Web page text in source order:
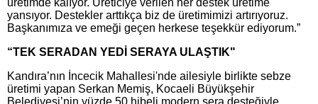
üretimde kalıyor. Üreticiye verilen her destek üretime
yansıyor. Destekler arttıkça biz de üretimimizi artırıyoruz.
Başkanımıza ve emeği geçen herkese teşekkür ediyorum.”
“TEK SERADAN YEDİ SERAYA ULAŞTIK"
Kandıra’nın İncecik Mahallesi'nde ailesiyle birlikte sebze
üretimi yapan Serkan Memiş, Kocaeli Büyükşehir
Belediyesi’nin yüzde 50 hibeli modern sera desteğiyle